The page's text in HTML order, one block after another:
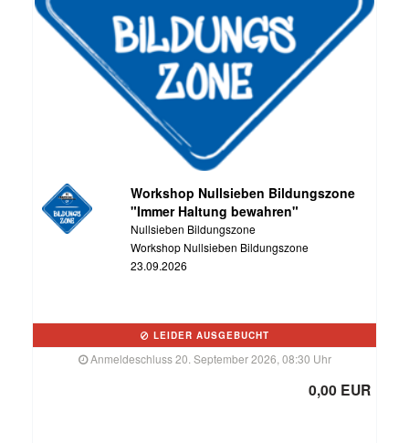
Workshop Nullsieben Bildungszone
"Immer Haltung bewahren"
Nullsieben Bildungszone
Workshop Nullsieben Bildungszone
23.09.2026
LEIDER AUSGEBUCHT
Anmeldeschluss 20. September 2026, 08:30 Uhr
0,00 EUR